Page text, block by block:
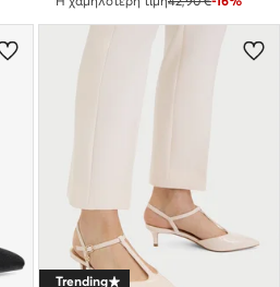
Trending